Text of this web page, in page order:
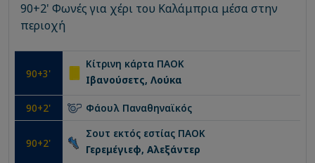
90+2' Φωνές για χέρι του Καλάμπρια μέσα στην
περιοχή
90+3'
Κίτρινη κάρτα ΠΑΟΚ
Ιβανούσετς, Λούκα
90+2' Φάουλ Παναθηναϊκός
90+2'
Σουτ εκτός εστίας ΠΑΟΚ
Γερεμέγιεφ, Αλεξάντερ